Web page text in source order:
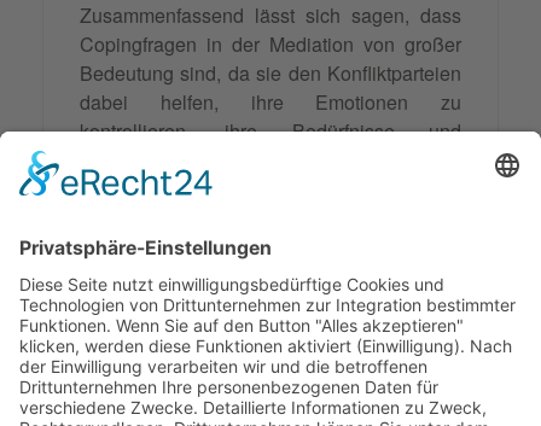
Zusammenfassend lässt sich sagen, dass
Copingfragen in der Mediation von großer
Bedeutung sind, da sie den Konfliktparteien
dabei helfen, ihre Emotionen zu
kontrollieren, ihre Bedürfnisse und
Perspektiven zu erweitern. Sie sind ein
und kooperativeLösung
finden und tragen somit maßgeblich zum
Erfolg der Mediation bei.
Synonyme: Bewältigungsfragen